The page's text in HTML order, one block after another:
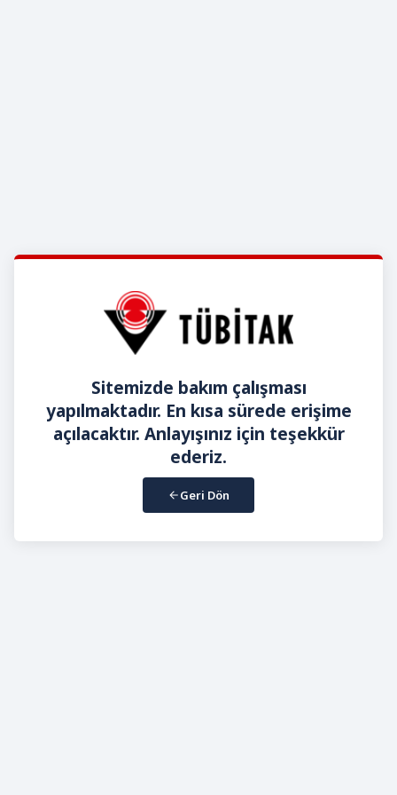
Sitemizde bakım çalışması
yapılmaktadır. En kısa sürede erişime
açılacaktır. Anlayışınız için teşekkür
ederiz.
Geri Dön